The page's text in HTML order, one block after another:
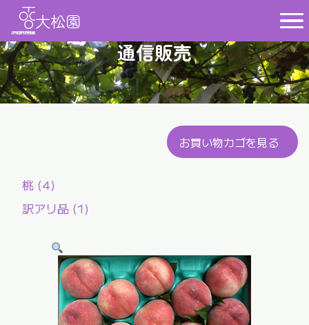
大松園
通信販売
お買い物カゴを見る
桃 44
個
の
品
訳アリ品 11
商
品